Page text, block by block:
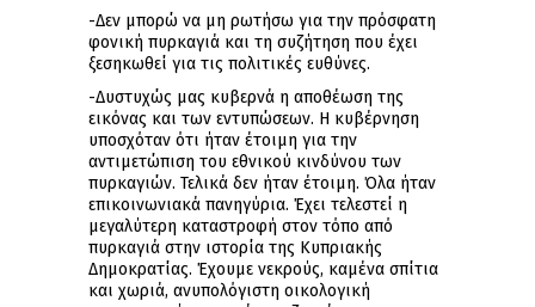
-Δεν μπορώ να μη ρωτήσω για την πρόσφατη
φονική πυρκαγιά και τη συζήτηση που έχει
ξεσηκωθεί για τις πολιτικές ευθύνες.
-Δυστυχώς μας κυβερνά η αποθέωση της
εικόνας και των εντυπώσεων. Η κυβέρνηση
υποσχόταν ότι ήταν έτοιμη για την
αντιμετώπιση του εθνικού κινδύνου των
πυρκαγιών. Τελικά δεν ήταν έτοιμη. Όλα ήταν
επικοινωνιακά πανηγύρια. Έχει τελεστεί η
μεγαλύτερη καταστροφή στον τόπο από
πυρκαγιά στην ιστορία της Κυπριακής
Δημοκρατίας. Έχουμε νεκρούς, καμένα σπίτια
και χωριά, ανυπολόγιστη οικολογική